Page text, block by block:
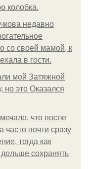
колобка.
недавно
со своей мамой, к
в гости.
мой Затяжной
но это Оказался
что после
часто почти сразу
тогда как
сохранять